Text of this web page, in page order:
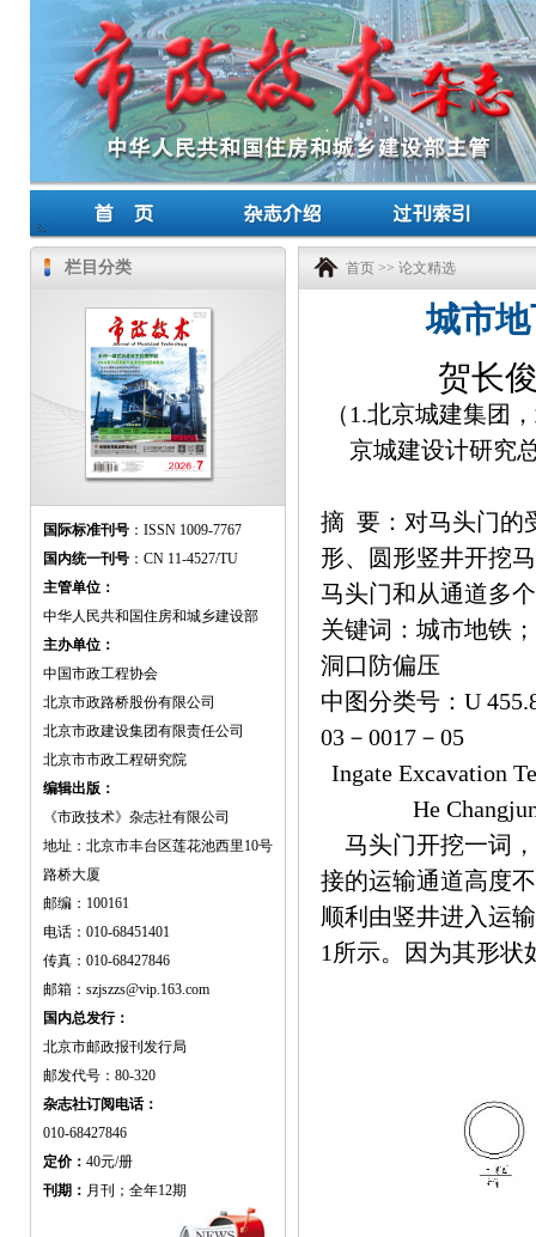
栏目分类
国际标准刊号 ：ISSN 1009-7767
国内统一刊号 ：CN 11-4527/TU
主管单位：
中华人民共和国住房和城乡建设部
主办单位：
中国市政工程协会
北京市政路桥股份有限公司
北京市政建设集团有限责任公司
北京市市政工程研究院
编辑出版：
《市政技术》杂志社有限公司
地址：北京市丰台区莲花池西里10号
路桥大厦
邮编：100161
电话：010-68451401
传真：010-68427846
邮箱：szjszzs@vip.163.com
国内总发行：
北京市邮政报刊发行局
邮发代号：80-320
杂志社订阅电话：
010-68427846
定价： 40元/册
刊期： 月刊；全年12期
首页 >> 论文精选
城市
贺长
（1.北京城建集团
京城建设计研究
摘 要：对马头门的
形、圆形竖井开挖
马头门和从通道多
关键词：城市地铁
洞口防偏压
中图分类号：U
03－0017－05
Ingate Excavation
He
马头门开挖一词
接的运输通道高度
顺利由竖井进入运
1所示。因为其形